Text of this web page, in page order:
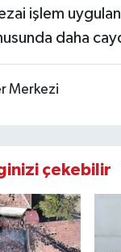
işlem
daha
Merkezi
çekebilir